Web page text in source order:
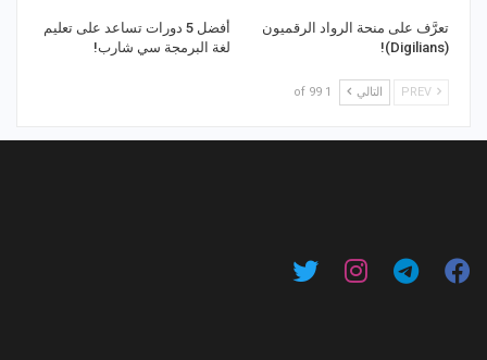
تعرَّف على منحة الرواد الرقميون
(Digilians)!
أفضل 5 دورات تساعد على تعليم
لغة البرمجة سي شارب!
التالي 1 of 99